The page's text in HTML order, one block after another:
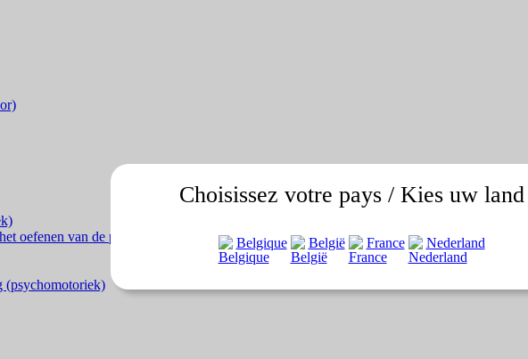
oefenen van de psychomotoriek)
(psychomotoriek)
Choisissez votre pays / Kies uw land
Belgique België France Nederland